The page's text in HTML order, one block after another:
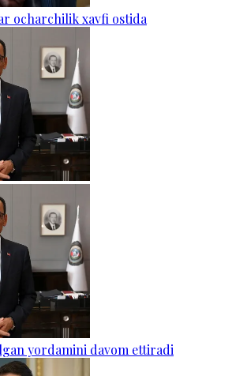
ocharchilik xavfi ostida
yordamini davom ettiradi